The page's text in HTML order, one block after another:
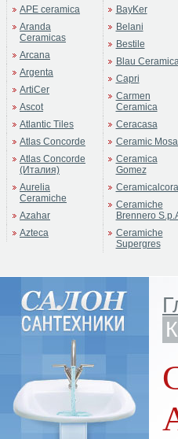
APE ceramica
Aranda
Ceramicas
Arcana
Argenta
ArtiCer
Ascot
Atlantic Tiles
Atlas Concorde
Atlas Concorde
(Италия)
Aurelia
Ceramiche
Azahar
Azteca
BayKer
Belani
Bestile
Blau
Capri
Carmen
Ceramica
Ceracasa
Ceramic
Ceramica
Gomez
Ceramicalcora
Ceramiche
Brennero
Ceramiche
Supergres